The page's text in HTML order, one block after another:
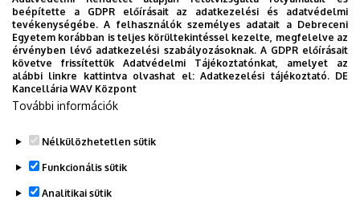
igényérvényesítés, az európai polgári eljárásjog rendszere
és problémái, az orvosi kártérítési felelősség, a sajtó-
helyreigazítás és sportjog alkotják a tudományos munka
főbb csomópontjait.
A tanszék oktatási tevékenységét rendszeres diákköri
munka egészíti ki. Diákkörünk eddigi legnagyobb
eredményei a 2007-es, a 2017-es, majd a 2021-es OTDK
Polgári Eljárásjogi Szekciójában elért első helyezések
voltak.
beépítette a GDPR előírásait az adatkezelési és adatvédelmi
tevékenységébe. A felhasználók személyes adatait a Debreceni
Egyetem korábban is teljes körültekintéssel kezelte, megfelelve az
érvényben lévő adatkezelési szabályozásoknak. A GDPR előírásait
követve frissítettük Adatvédelmi Tájékoztatónkat, amelyet az
alábbi linkre kattintva olvashat el:Adatkezelési tájékoztató. DE
Kancellária WAV Központ
További információk
Nélkülözhetetlen sütik
Funkcionális sütik
Analitikai sütik